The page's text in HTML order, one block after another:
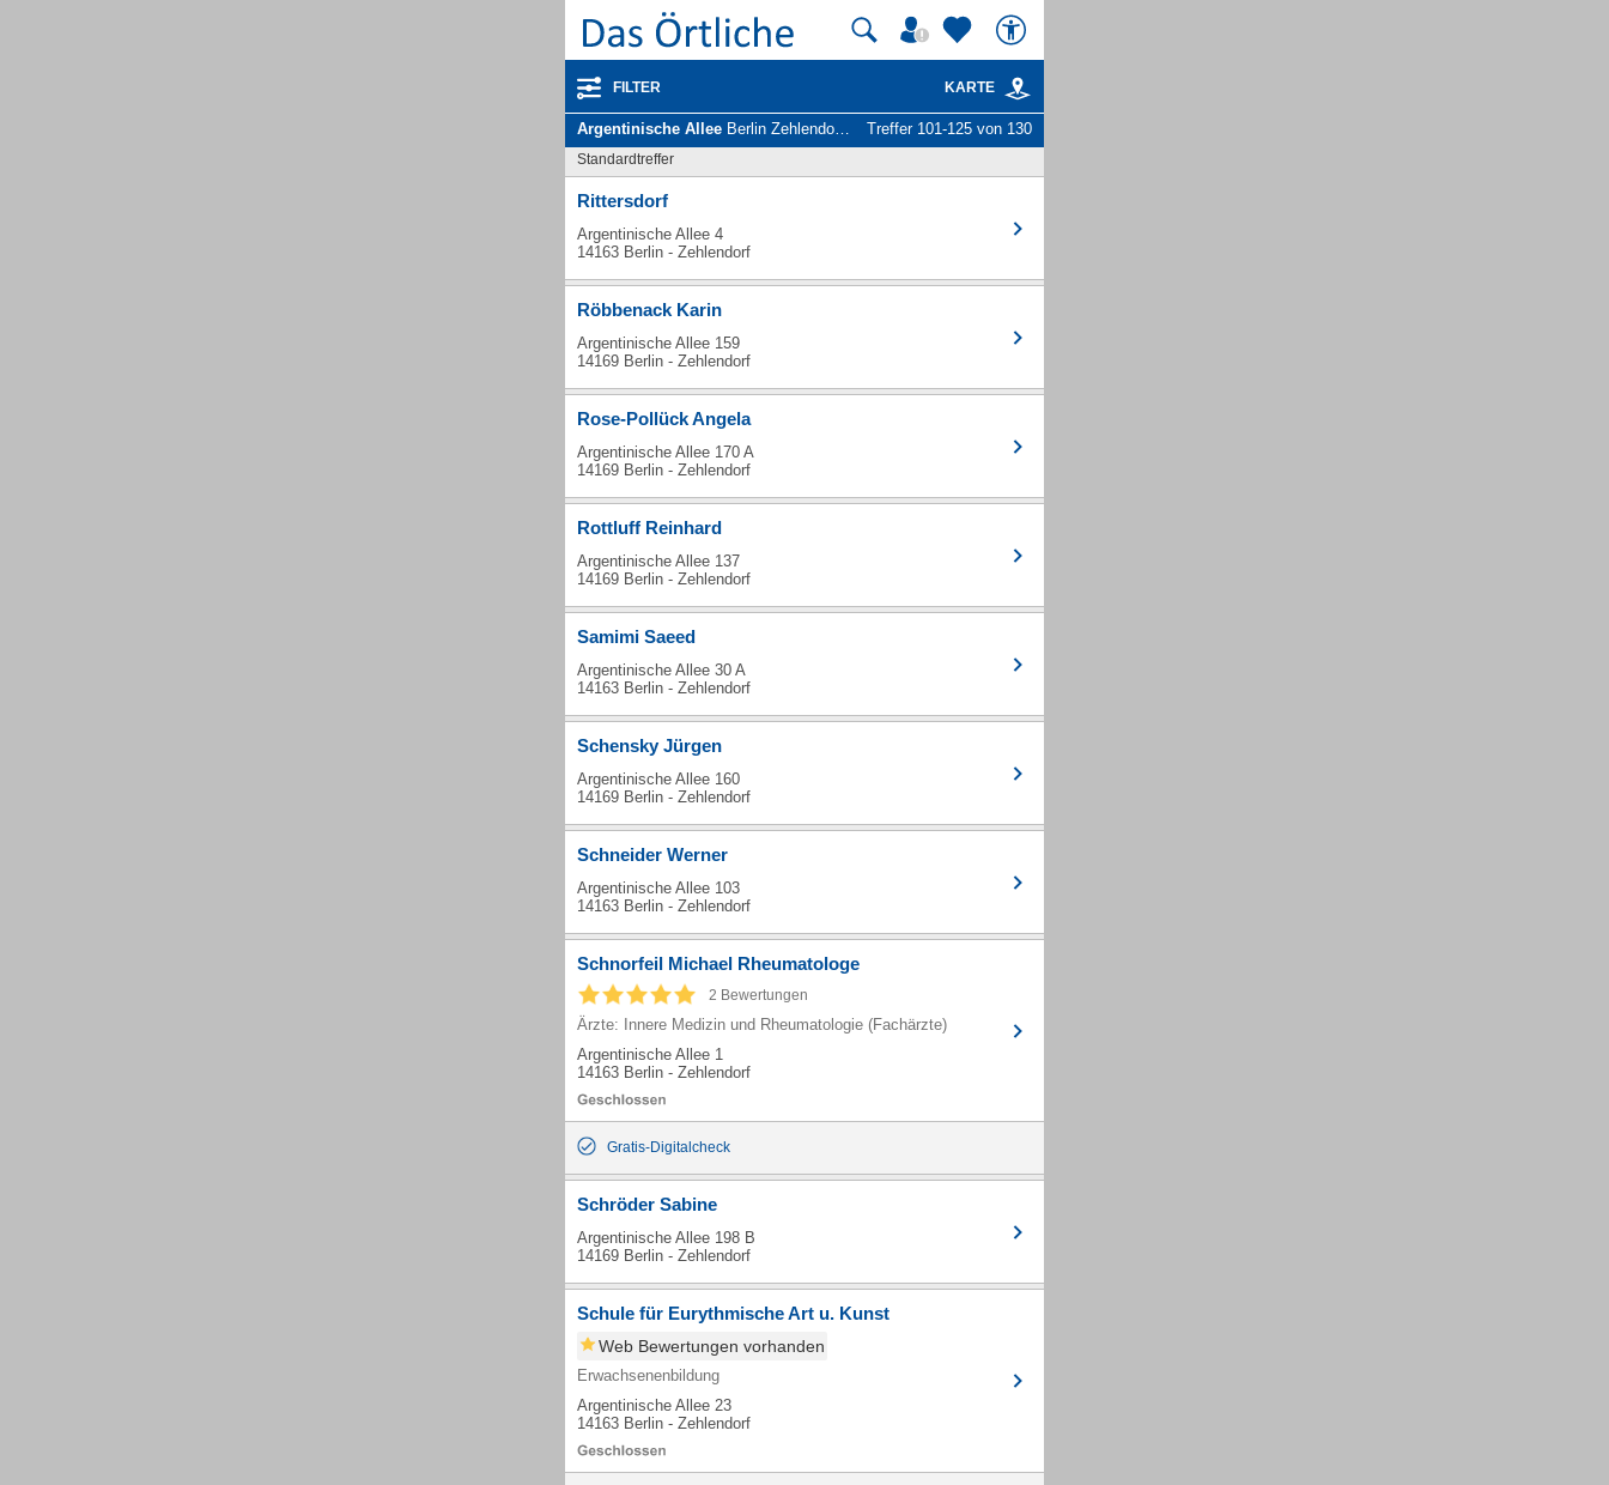
FILTER KARTE
Argentinische Allee Berlin Zehlendorf - Unternehmen und Personen Treffer 101-125 von 130
Standardtreffer
Rittersdorf
Argentinische Allee 4
14163 Berlin - Zehlendorf
Röbbenack Karin
Argentinische Allee 159
14169 Berlin - Zehlendorf
Rose-Pollück Angela
Argentinische Allee 170 A
14169 Berlin - Zehlendorf
Rottluff Reinhard
Argentinische Allee 137
14169 Berlin - Zehlendorf
Samimi Saeed
Argentinische Allee 30 A
14163 Berlin - Zehlendorf
Schensky Jürgen
Argentinische Allee 160
14169 Berlin - Zehlendorf
Schneider Werner
Argentinische Allee 103
14163 Berlin - Zehlendorf
Schnorfeil Michael Rheumatologe
2 Bewertungen
Ärzte: Innere Medizin und Rheumatologie (Fachärzte)
Argentinische Allee 1
14163 Berlin - Zehlendorf
Gratis-Digitalcheck
Schröder Sabine
Argentinische Allee 198 B
14169 Berlin - Zehlendorf
Schule für Eurythmische Art u. Kunst
Web Bewertungen vorhanden
Erwachsenenbildung
Argentinische Allee 23
14163 Berlin - Zehlendorf